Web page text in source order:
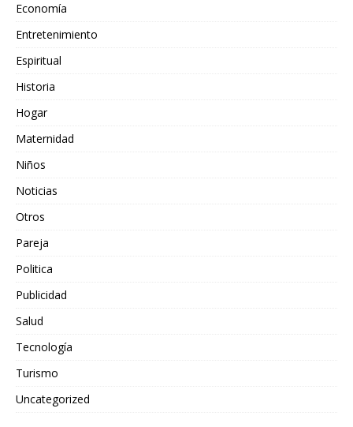
Economía
Entretenimiento
Espiritual
Historia
Hogar
Maternidad
Niños
Noticias
Otros
Pareja
Politica
Publicidad
Salud
Tecnología
Turismo
Uncategorized